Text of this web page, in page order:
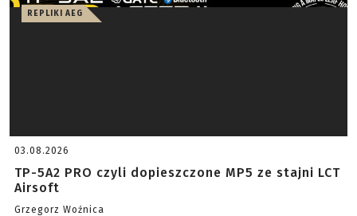
REPLIKI AEG
03.08.2026
TP-5A2 PRO czyli dopieszczone MP5 ze stajni LCT
Airsoft
Grzegorz Woźnica